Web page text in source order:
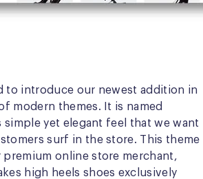
to introduce our newest addition in
modern themes. It is named
yet elegant feel that we want
surf in the store. This theme
online store merchant,
high heels shoes exclusively